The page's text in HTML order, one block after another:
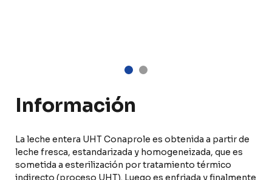
Información
La leche entera UHT Conaprole es obtenida a partir de
leche fresca, estandarizada y homogeneizada, que es
sometida a esterilización por tratamiento térmico
indirecto (proceso UHT). Luego es enfriada y finalmente